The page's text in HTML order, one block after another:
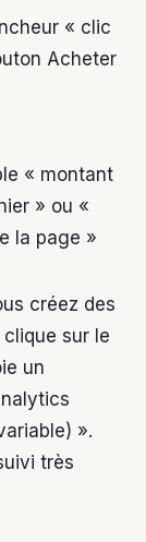
« clic
Acheter
« montant
» ou «
la page »
créez des
sur le
un
».
très